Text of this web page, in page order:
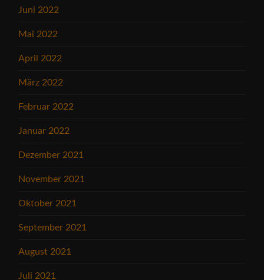
Juni 2022
Mai 2022
April 2022
März 2022
Februar 2022
Januar 2022
Dezember 2021
November 2021
Oktober 2021
September 2021
August 2021
Juli 2021